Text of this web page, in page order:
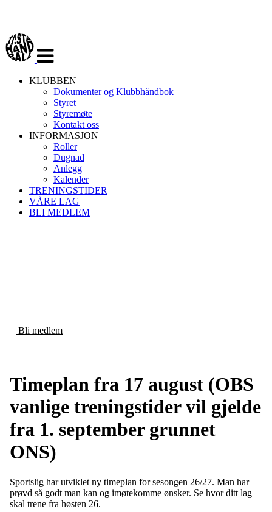
navigasjon
KLUBBEN
Dokumenter og Klubbhåndbok
Styret
Styremøte
Kontakt oss
INFORMASJON
Roller
Dugnad
Anlegg
Kalender
TRENINGSTIDER
VÅRE LAG
BLI MEDLEM
Bli medlem
Timeplan fra 17 august (OBS
vanlige treningstider vil gjelde
fra 1. september grunnet
ONS)
Sportslig har utviklet ny timeplan for sesongen 26/27. Man har
prøvd så godt man kan og imøtekomme ønsker. Se hvor ditt lag
skal trene fra høsten 26.